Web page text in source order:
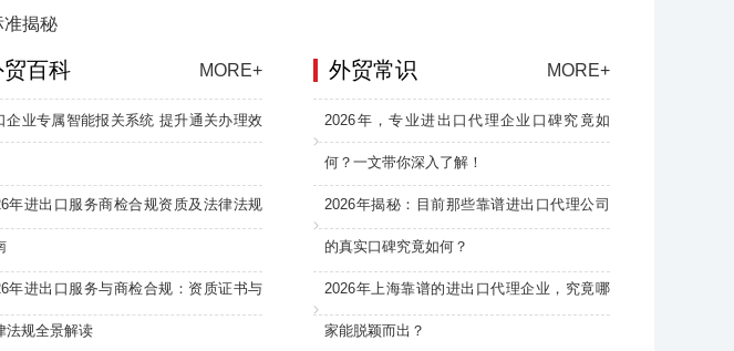
准揭秘
外贸常识 MORE+
2026年，专业进出口代理企业口碑究竟如
何？一文带你深入了解！
2026年揭秘：目前那些靠谱进出口代理公司
的真实口碑究竟如何？
2026年上海靠谱的进出口代理企业，究竟哪
家能脱颖而出？
贸百科 MORE+
企业专属智能报关系统 提升通关办理效
年进出口服务商检合规资质及法律法规
年进出口服务与商检合规：资质证书与
法规全景解读